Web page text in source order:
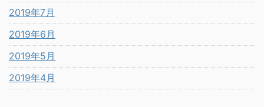
2019年7月
2019年6月
2019年5月
2019年4月